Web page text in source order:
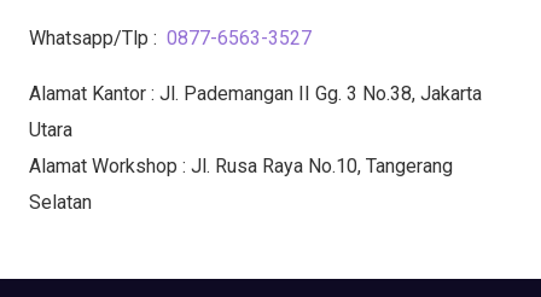
Whatsapp/Tlp : 0877-6563-3527
Alamat Kantor : Jl. Pademangan II Gg. 3 No.38, Jakarta
Utara
Alamat Workshop : Jl. Rusa Raya No.10, Tangerang
Selatan